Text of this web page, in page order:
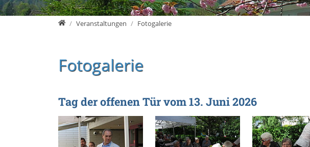
rootVeranstaltungen Fotogalerie
Fotogalerie
Tag der offenen Tür vom 13. Juni 2026